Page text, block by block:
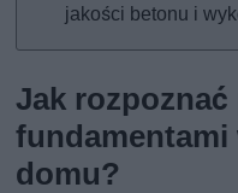
jakości betonu i
Jak
fundamentami
domu?